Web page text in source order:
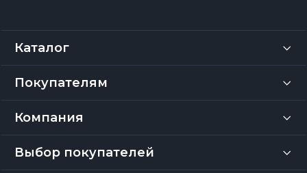
Каталог
Покупателям
Компания
Выбор покупателей